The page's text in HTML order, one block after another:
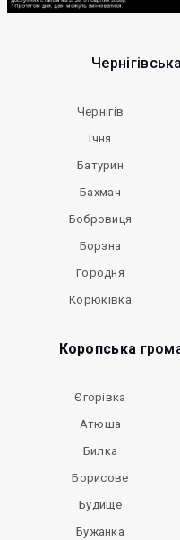
Чернігів
Ічня
Батурин
Бахмач
Бобровиця
Борзна
Городня
Корюківка
Коропська
Єгорівка
Атюша
Билка
Борисове
Будище
Бужанка